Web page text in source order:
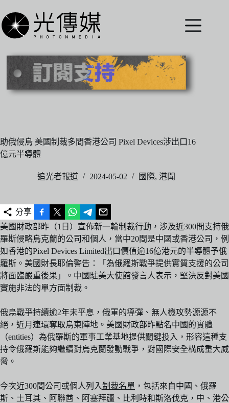
至
主
內
助俄侵烏 美國制裁多間香港公司 Pixel Devices涉出口16
億元半導體
追光者報道 2024-05-02 國際, 港聞
分享
美國財政部昨（1日）宣佈新一輪制裁行動，涉及近300間支持俄
羅斯侵略烏克蘭的公司和個人，當中20間是中國或香港公司，例
如香港的Pixel Devices Limited出口價值逾16億港元的半導體予俄
羅斯。美國財長耶倫警告：「為俄羅斯戰爭提供實質支援的公司
將面臨嚴重後果」。中國駐美大使館發言人表示，堅決反對美國
實施非法的單方面制裁。
俄烏戰爭持續逾2年未平息，俄軍的導彈、無人機攻勢源源不
絕，近月連環奪取烏東陣地。美國財政部昨點名中國的實體
（entities）為俄羅斯的軍事工業基地提供關鍵投入，形容這種支
持令俄羅斯能夠繼續對烏克蘭發動戰爭，對國際安全構成重大威
脅。
今次近300間公司或個人列入制裁名單 ，包括來自中國、俄羅
斯、土耳其、阿聯酋、阿塞拜疆、比利時和斯洛伐克，中、港公